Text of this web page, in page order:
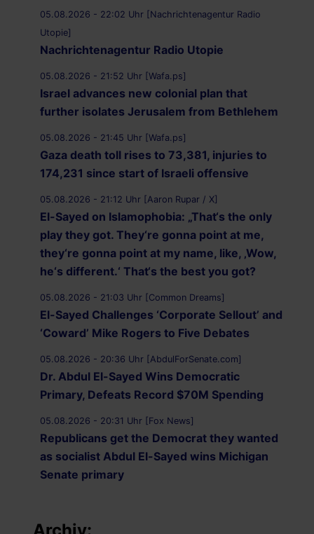
05.08.2026 - 22:02 Uhr [Nachrichtenagentur Radio
Utopie]
Nachrichtenagentur Radio Utopie
05.08.2026 - 21:52 Uhr [Wafa.ps]
Israel advances new colonial plan that
further isolates Jerusalem from Bethlehem
05.08.2026 - 21:45 Uhr [Wafa.ps]
Gaza death toll rises to 73,381, injuries to
174,231 since start of Israeli offensive
05.08.2026 - 21:12 Uhr [Aaron Rupar / X]
El-Sayed on Islamophobia: „That‘s the only
play they got. They‘re gonna point at me,
they‘re gonna point at my name, like, ‚Wow,
he‘s different.‘ That‘s the best you got?
05.08.2026 - 21:03 Uhr [Common Dreams]
El-Sayed Challenges ‘Corporate Sellout’ and
‘Coward’ Mike Rogers to Five Debates
05.08.2026 - 20:36 Uhr [AbdulForSenate.com]
Dr. Abdul El-Sayed Wins Democratic
Primary, Defeats Record $70M Spending
05.08.2026 - 20:31 Uhr [Fox News]
Republicans get the Democrat they wanted
as socialist Abdul El-Sayed wins Michigan
Senate primary